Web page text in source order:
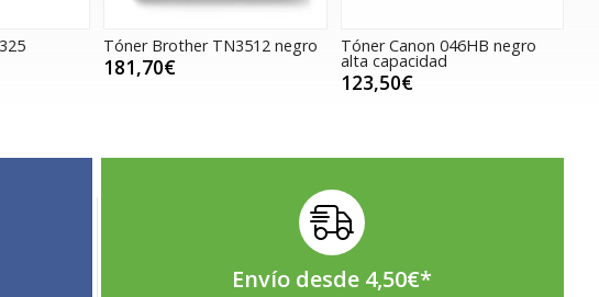
Tóner Brother TN3512 negro
181,70€
Tóner Canon 046HB negro
alta capacidad
123,50€
Envío desde 4,50€*